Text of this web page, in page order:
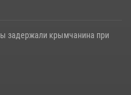
задержали крымчанина при